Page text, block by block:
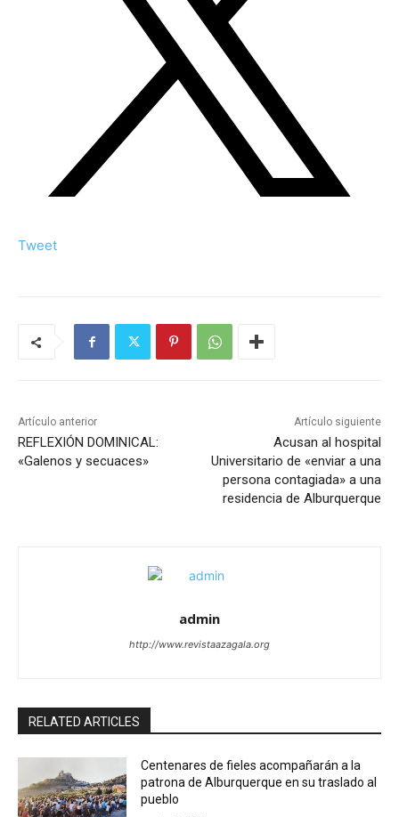
Tweet
Artículo anterior
REFLEXIÓN DOMINICAL:
«Galenos y secuaces»
Artículo siguiente
Acusan al hospital
Universitario de «enviar a una
persona contagiada» a una
residencia de Alburquerque
admin
http://www.revistaazagala.org
RELATED ARTICLES
Centenares de fieles acompañarán a la
patrona de Alburquerque en su traslado al
pueblo